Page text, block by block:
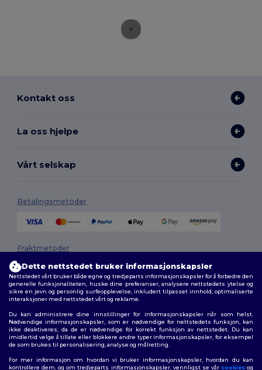
Kontakt oss
La oss hjelpe
Vårt selskap
Betalingsmetoder
Fraktmetoder
Følg oss
Dette nettstedet bruker informasjonskapsler
Nettstedet vårt bruker både egne og tredjeparts informasjonskapsler for å forbedre den
generelle funksjonaliteten, huske dine preferanser, analysere nettstedets ytelse og
sikre en jevn og personlig surfeopplevelse, inkludert tilpasset innhold, optimaliserte
interaksjoner med nettstedet vårt og reklame.
Du kan administrere dine innstillinger for informasjonskapsler når som helst.
Nødvendige informasjonskapsler, som er nødvendige for nettstedets funksjon, kan
ikke deaktiveres, da de er nødvendige for korrekt funksjon av nettstedet. Du kan
imidlertid velge å tillate eller blokkere andre typer informasjonskapsler, for eksempel
de som brukes til personalisering, analyse og målretting.
For mer informasjon om hvordan vi bruker informasjonskapsler, hvordan du kan
kontrollere dem, og om tredjeparts informasjonskapsler, vennligst se vår cookiesog